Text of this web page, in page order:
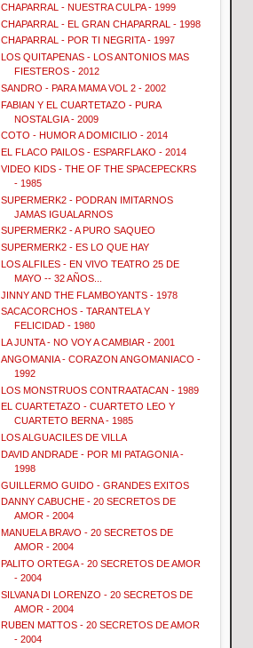
CHAPARRAL - NUESTRA CULPA - 1999
CHAPARRAL - EL GRAN CHAPARRAL - 1998
CHAPARRAL - POR TI NEGRITA - 1997
LOS QUITAPENAS - LOS ANTONIOS MAS
FIESTEROS - 2012
SANDRO - PARA MAMA VOL 2 - 2002
FABIAN Y EL CUARTETAZO - PURA
NOSTALGIA - 2009
COTO - HUMOR A DOMICILIO - 2014
EL FLACO PAILOS - ESPARFLAKO - 2014
VIDEO KIDS - THE OF THE SPACEPECKRS
- 1985
SUPERMERK2 - PODRAN IMITARNOS
JAMAS IGUALARNOS
SUPERMERK2 - A PURO SAQUEO
SUPERMERK2 - ES LO QUE HAY
LOS ALFILES - EN VIVO TEATRO 25 DE
MAYO -- 32 AÑOS...
JINNY AND THE FLAMBOYANTS - 1978
SACACORCHOS - TARANTELA Y
FELICIDAD - 1980
LA JUNTA - NO VOY A CAMBIAR - 2001
ANGOMANIA - CORAZON ANGOMANIACO -
1992
LOS MONSTRUOS CONTRAATACAN - 1989
EL CUARTETAZO - CUARTETO LEO Y
CUARTETO BERNA - 1985
LOS ALGUACILES DE VILLA
DAVID ANDRADE - POR MI PATAGONIA -
1998
GUILLERMO GUIDO - GRANDES EXITOS
DANNY CABUCHE - 20 SECRETOS DE
AMOR - 2004
MANUELA BRAVO - 20 SECRETOS DE
AMOR - 2004
PALITO ORTEGA - 20 SECRETOS DE AMOR
- 2004
SILVANA DI LORENZO - 20 SECRETOS DE
AMOR - 2004
RUBEN MATTOS - 20 SECRETOS DE AMOR
- 2004